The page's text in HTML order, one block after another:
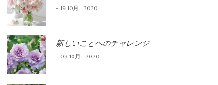
- 19 10月 , 2020
新しいことへのチャレンジ
- 03 10月 , 2020